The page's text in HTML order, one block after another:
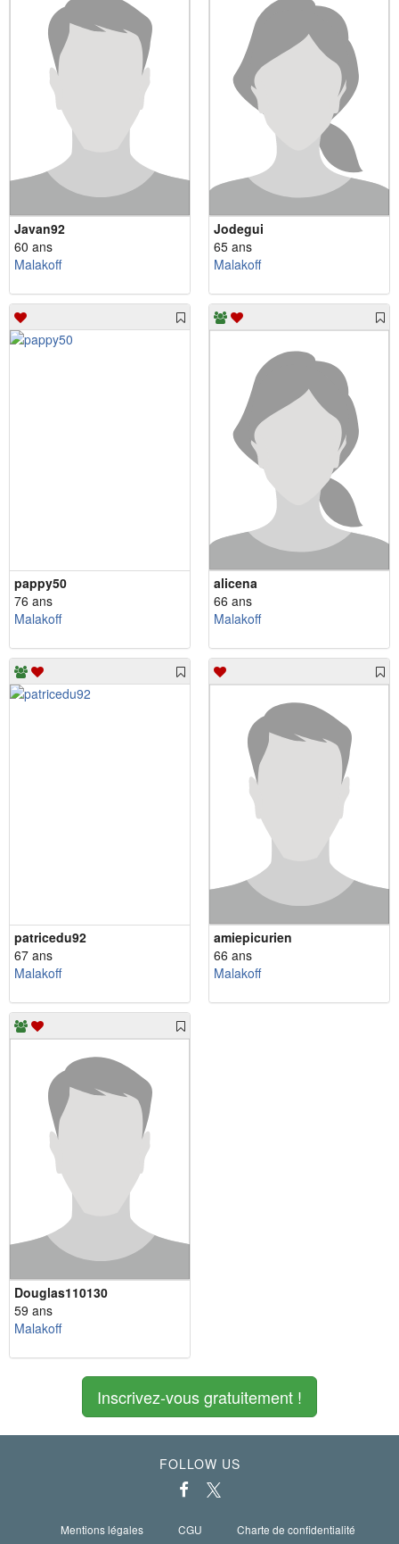
Javan92
60 ans
Malakoff
Jodegui
65 ans
Malakoff
pappy50
76 ans
Malakoff
alicena
66 ans
Malakoff
patricedu92
67 ans
Malakoff
amiepicurien
66 ans
Malakoff
Douglas110130
59 ans
Malakoff
Inscrivez-vous gratuitement !
FOLLOW US
Mentions légales CGU Charte de confidentialité